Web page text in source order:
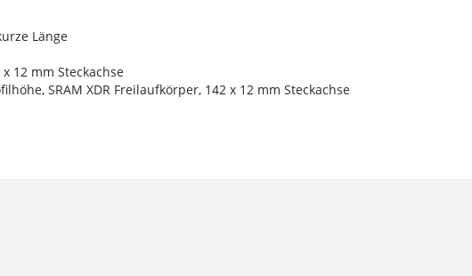
Länge
12 mm Steckachse
SRAM XDR Freilaufkörper, 142 x 12 mm Steckachse